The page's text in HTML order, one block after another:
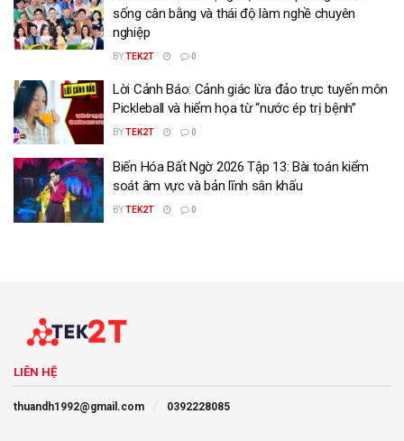
sống cân bằng và thái độ làm nghề chuyên
nghiệp
BYTEK2T 0
Lời Cảnh Báo: Cảnh giác lừa đảo trực tuyến môn
Pickleball và hiểm họa từ “nước ép trị bệnh”
BYTEK2T 0
Biến Hóa Bất Ngờ 2026 Tập 13: Bài toán kiểm
soát âm vực và bản lĩnh sân khấu
BYTEK2T 0
LIÊN HỆ
thuandh1992@gmail.com 0392228085